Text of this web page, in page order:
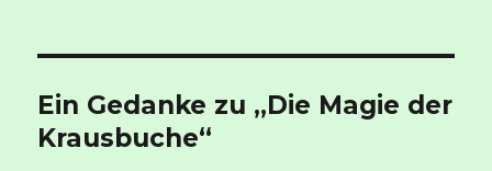
Ein Gedanke zu „Die Magie der
Krausbuche“